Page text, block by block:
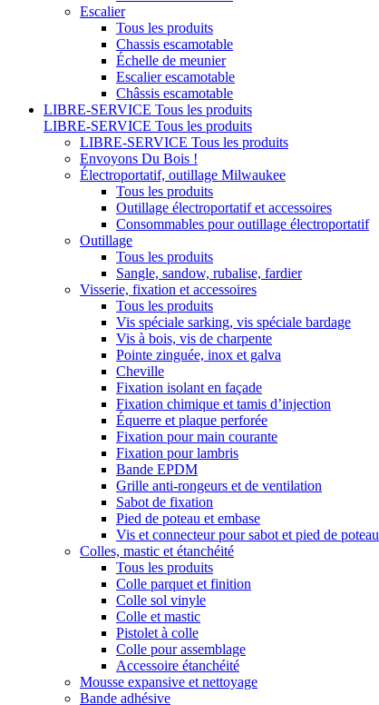
Escalier
Tous les produits
Chassis escamotable
Échelle de meunier
Escalier escamotable
Châssis escamotable
LIBRE-SERVICE Tous les produits
LIBRE-SERVICE Tous les produits
LIBRE-SERVICE Tous les produits
Envoyons Du Bois !
Électroportatif, outillage Milwaukee
Tous les produits
Outillage électroportatif et accessoires
Consommables pour outillage électroportatif
Outillage
Tous les produits
Sangle, sandow, rubalise, fardier
Visserie, fixation et accessoires
Tous les produits
Vis spéciale sarking, vis spéciale bardage
Vis à bois, vis de charpente
Pointe zinguée, inox et galva
Cheville
Fixation isolant en façade
Fixation chimique et tamis d’injection
Équerre et plaque perforée
Fixation pour main courante
Fixation pour lambris
Bande EPDM
Grille anti-rongeurs et de ventilation
Sabot de fixation
Pied de poteau et embase
Vis et connecteur pour sabot et pied de poteau
Colles, mastic et étanchéité
Tous les produits
Colle parquet et finition
Colle sol vinyle
Colle et mastic
Pistolet à colle
Colle pour assemblage
Accessoire étanchéité
Mousse expansive et nettoyage
Bande adhésive